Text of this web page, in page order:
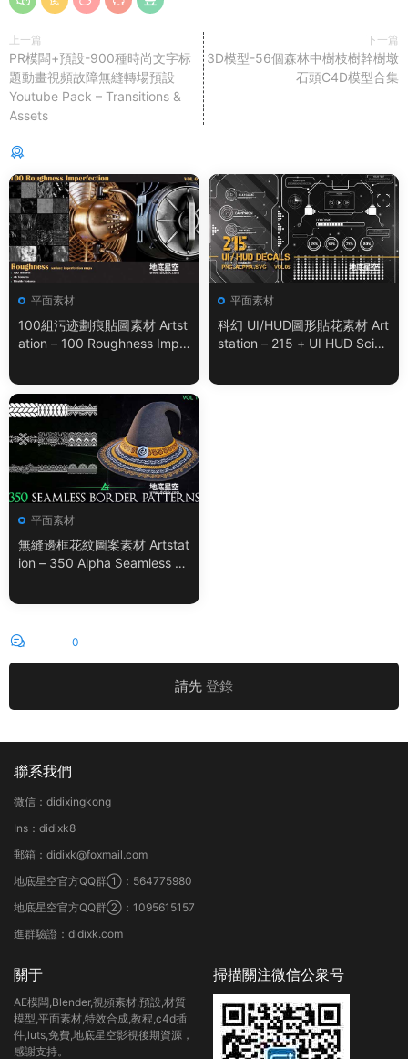
上一篇
PR模闆+預設-900種時尚文字标
題動畫視頻故障無縫轉場預設
Youtube Pack – Transitions &
Assets
下一篇
3D模型-56個森林中樹枝樹幹樹墩
石頭C4D模型合集
平面素材
100組污迹劃痕貼圖素材 Artst
ation – 100 Roughness Impe
平面素材
科幻 UI/HUD圖形貼花素材 Art
station – 215 + UI HUD SciFi
平面素材
無縫邊框花紋圖案素材 Artstat
ion – 350 Alpha Seamless Bo
0
請先 登錄
聯系我們
微信：didixingkong
Ins：didixk8
郵箱：didixk@foxmail.com
地底星空官方QQ群①：564775980
地底星空官方QQ群②：1095615157
進群驗證：didixk.com
關于
AE模闆,Blender,視頻素材,預設,材質
模型,平面素材,特效合成,教程,c4d插
件,luts,免費,地底星空影視後期資源，
感謝支持。
掃描關注微信公衆号